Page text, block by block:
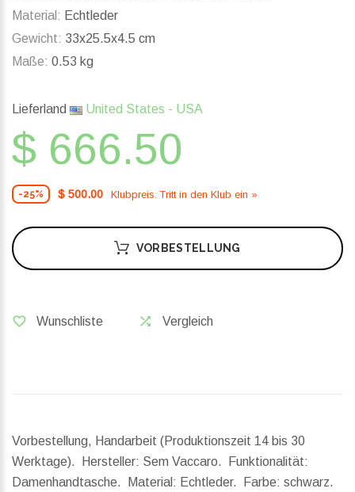
Material: Echtleder
Gewicht: 33x25.5x4.5 cm
Maße: 0.53 kg
Lieferland United States - USA
$ 666.50
-25% $ 500.00 Klubpreis. Tritt in den Klub ein »
VORBESTELLUNG
Wunschliste Vergleich
Vorbestellung, Handarbeit (Produktionszeit 14 bis 30
Werktage). Hersteller: Sem Vaccaro. Funktionalität:
Damenhandtasche. Material: Echtleder. Farbe: schwarz.